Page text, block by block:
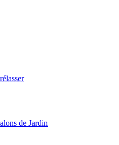
de Jardin